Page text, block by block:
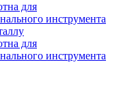
для
инструмента
для
инструмента